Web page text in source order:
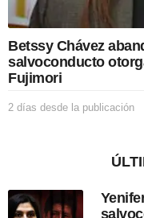
Betssy Chávez
salvoconducto
Fujimori
2 días desde la publicación
s
e
s